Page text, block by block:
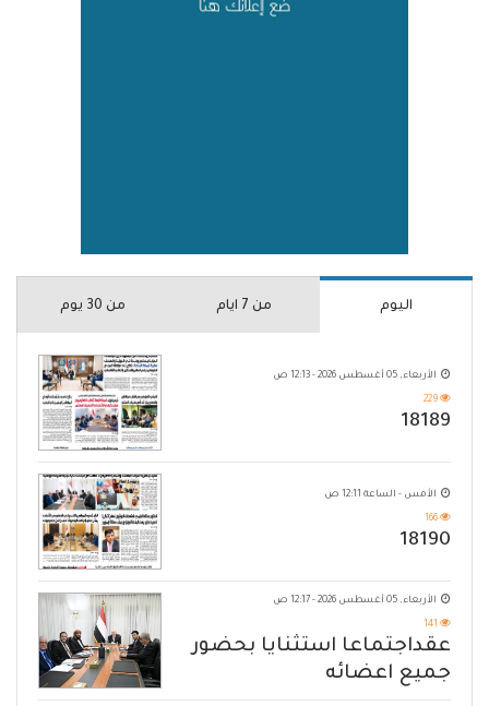
اليوم من 7 ايام من 30 يوم
الأربعاء, 05 أغسطس 2026 - 12:13 ص
229
18189
الأمس - الساعة 12:11 ص
166
18190
الأربعاء, 05 أغسطس 2026 - 12:17 ص
141
عقداجتماعا استثنايا بحضور
جميع اعضائه